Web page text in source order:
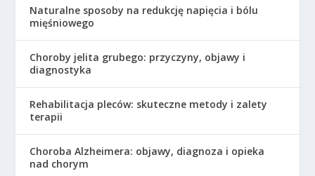
Naturalne sposoby na redukcję napięcia i bólu
mięśniowego
Choroby jelita grubego: przyczyny, objawy i
diagnostyka
Rehabilitacja pleców: skuteczne metody i zalety
terapii
Choroba Alzheimera: objawy, diagnoza i opieka
nad chorym